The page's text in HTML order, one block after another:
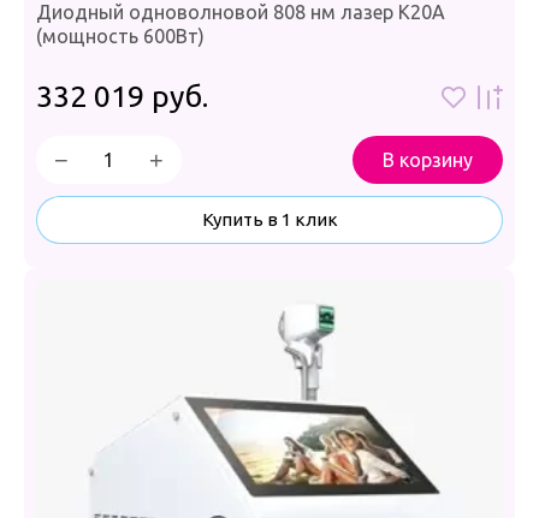
Диодный одноволновой 808 нм лазер K20A
(мощность 600Вт)
332 019 руб.
− + В корзину
Купить в 1 клик